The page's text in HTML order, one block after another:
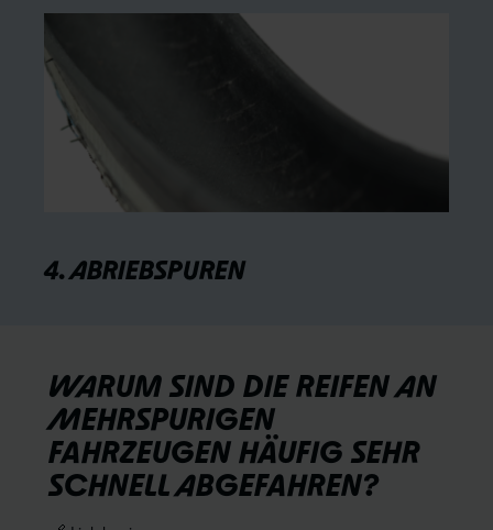
4. ABRIEBSPUREN
WARUM SIND DIE REIFEN AN
MEHRSPURIGEN
FAHRZEUGEN HÄUFIG SEHR
SCHNELL ABGEFAHREN?